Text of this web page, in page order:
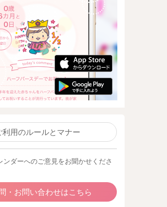
利用のルールとマナー
ンダーへのご意見をお聞かせくださ
・お問い合わせはこちら